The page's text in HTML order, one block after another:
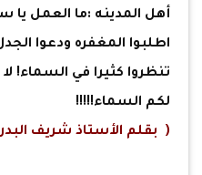
أهل المدينه :ما العمل يا
اطلبوا المغفره ودعوا
تنظروا كثيرا في السماء!
لكم السماء!!!!!
( بقلم الأستاذ شريف